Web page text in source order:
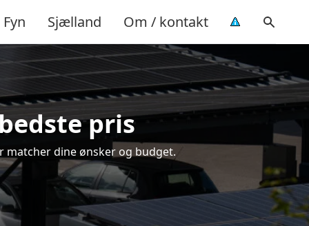
Fyn Sjælland Om / kontakt
pris
matcher dine ønsker og budget.